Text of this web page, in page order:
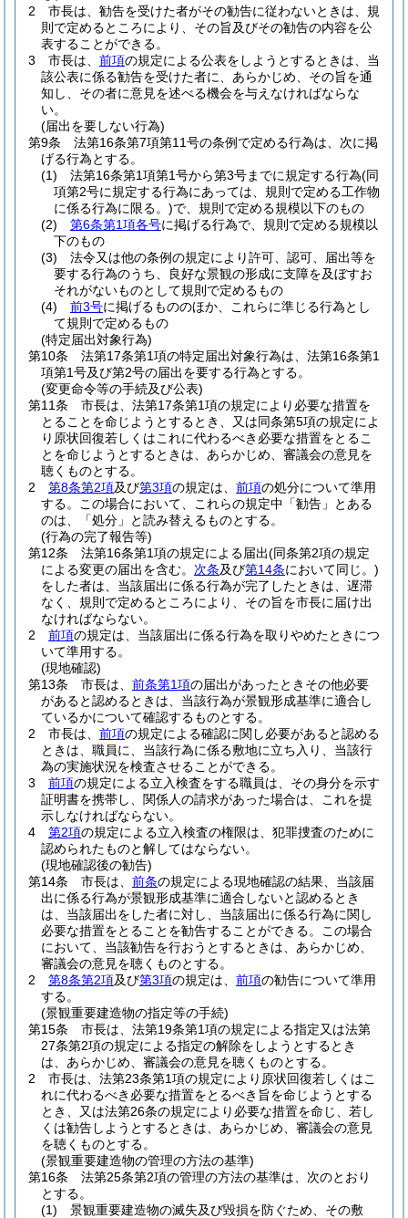
2
市長は、勧告を受けた者がその勧告に従わないときは、規
則で定めるところにより、その旨及びその勧告の内容を公
表することができる。
3
市長は、 前項の規定による公表をしようとするときは、当
該公表に係る勧告を受けた者に、あらかじめ、その旨を通
知し、その者に意見を述べる機会を与えなければならな
い。
(届出を要しない行為)
第9条
法第16条第7項第11号の条例で定める行為は、次に掲
げる行為とする。
(1)
法第16条第1項第1号から第3号までに規定する行為(同
項第2号に規定する行為にあっては、規則で定める工作物
に係る行為に限る。)で、規則で定める規模以下のもの
(2)
第6条第1項各号に掲げる行為で、規則で定める規模以
下のもの
(3)
法令又は他の条例の規定により許可、認可、届出等を
要する行為のうち、良好な景観の形成に支障を及ぼすお
それがないものとして規則で定めるもの
(4)
前3号に掲げるもののほか、これらに準じる行為とし
て規則で定めるもの
(特定届出対象行為)
第10条
法第17条第1項の特定届出対象行為は、法第16条第1
項第1号及び第2号の届出を要する行為とする。
(変更命令等の手続及び公表)
第11条
市長は、法第17条第1項の規定により必要な措置を
とることを命じようとするとき、又は同条第5項の規定によ
り原状回復若しくはこれに代わるべき必要な措置をとるこ
とを命じようとするときは、あらかじめ、審議会の意見を
聴くものとする。
2
第8条第2項及び第3項の規定は、 前項の処分について準用
する。
この場合において、これらの規定中「勧告」とある
のは、「処分」と読み替えるものとする。
(行為の完了報告等)
第12条
法第16条第1項の規定による届出(同条第2項の規定
による変更の届出を含む。 次条及び第14条において同じ。)
をした者は、当該届出に係る行為が完了したときは、遅滞
なく、規則で定めるところにより、その旨を市長に届け出
なければならない。
2
前項の規定は、当該届出に係る行為を取りやめたときにつ
いて準用する。
(現地確認)
第13条
市長は、 前条第1項の届出があったときその他必要
があると認めるときは、当該行為が景観形成基準に適合し
ているかについて確認するものとする。
2
市長は、 前項の規定による確認に関し必要があると認める
ときは、職員に、当該行為に係る敷地に立ち入り、当該行
為の実施状況を検査させることができる。
3
前項の規定による立入検査をする職員は、その身分を示す
証明書を携帯し、関係人の請求があった場合は、これを提
示しなければならない。
4
第2項の規定による立入検査の権限は、犯罪捜査のために
認められたものと解してはならない。
(現地確認後の勧告)
第14条
市長は、 前条の規定による現地確認の結果、当該届
出に係る行為が景観形成基準に適合しないと認めるとき
は、当該届出をした者に対し、当該届出に係る行為に関し
必要な措置をとることを勧告することができる。
この場合
において、当該勧告を行おうとするときは、あらかじめ、
審議会の意見を聴くものとする。
2
第8条第2項及び第3項の規定は、 前項の勧告について準用
する。
(景観重要建造物の指定等の手続)
第15条
市長は、法第19条第1項の規定による指定又は法第
27条第2項の規定による指定の解除をしようとするとき
は、あらかじめ、審議会の意見を聴くものとする。
2
市長は、法第23条第1項の規定により原状回復若しくはこ
れに代わるべき必要な措置をとるべき旨を命じようとする
とき、又は法第26条の規定により必要な措置を命じ、若し
くは勧告しようとするときは、あらかじめ、審議会の意見
を聴くものとする。
(景観重要建造物の管理の方法の基準)
第16条
法第25条第2項の管理の方法の基準は、次のとおり
とする。
(1)
景観重要建造物の滅失及び毀損を防ぐため、その敷